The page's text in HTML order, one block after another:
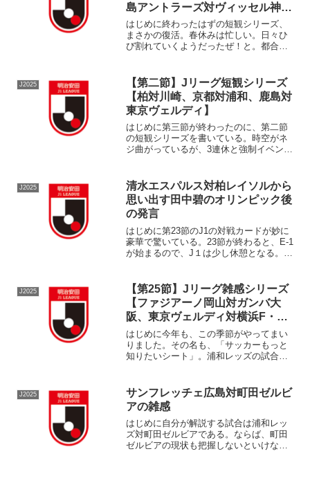
島アントラーズ対ヴィッセル神
戸】
はじめに終わったはずの短観シリーズ、
まさかの復活。春休みは忙しい。日々ひ
び割れていくようだったぜ！と。都合の
季はJリーグの試合をなるべく見ようキャ
ンペーンをやってい...
J2025
【第二節】Jリーグ短観シリーズ
【柏対川崎、京都対浦和、鹿島対
東京ヴェルディ】
はじめに第三節が終わったのに、第二節
の短観シリーズを書いている。時空がネ
ジ曲がっているが、3連休と強制イベント
更新しても更新してやったぜ！感がまる
でないので、できれば真...
J2025
清水エスパルス対柏レイソルから
思い出す田中碧のオリンピック後
の発言
はじめに第23節のJ1の対戦カードが妙に
豪華で驚いている。23節が終わると、E-1
が始まるので、J１は少し休憩となる。チ
リで、Jリーグも色々と考えているのかも
しれない。...
J2025
【第25節】Jリーグ雑感シリーズ
【ファジアーノ岡山対ガンバ大
阪、東京ヴェルディ対横浜F・マ
リノス】
はじめに今年も、この季節がやってまい
りました。その名も、「サッカーもっと
知りたいシート」。浦和レッズの試合を
漢戦だったことを思い出すと、ヘンテコ
な対戦カードを解説の試合...
J2025
サンフレッチェ広島対町田ゼルビ
アの雑感
はじめに自分が解説する試合は浦和レッ
ズ対町田ゼルビアである。ならば、町田
ゼルビアの現状も把握しないといけな